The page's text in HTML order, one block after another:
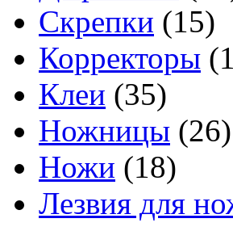
Скрепки (15)
Корректоры
Клеи (35)
Ножницы (26)
Ножи (18)
Лезвия для